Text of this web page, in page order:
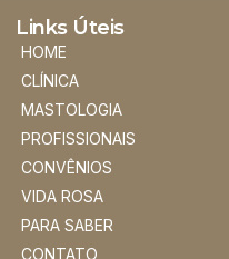
Links Úteis
HOME
CLÍNICA
MASTOLOGIA
PROFISSIONAIS
CONVÊNIOS
VIDA ROSA
PARA SABER
CONTATO